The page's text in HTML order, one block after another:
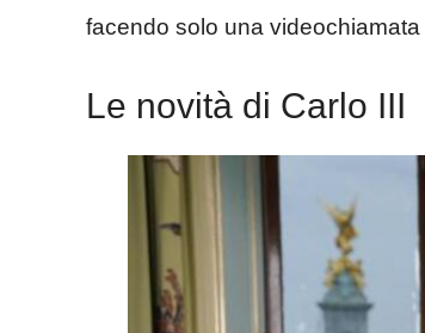
facendo solo una
Le novità di Carlo III